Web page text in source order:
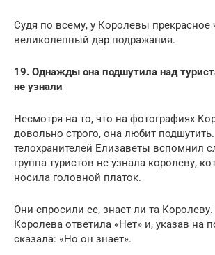
Судя по всему, у Королевы прекрасное
великолепный дар подражания.
19. Однажды она подшутила над
не узнали
Несмотря на то, что на фотографиях
довольно строго, она любит
телохранителей Елизаветы вспомнил
группа туристов не узнала королеву,
носила головной платок.
Они спросили ее, знает ли та
Королева ответила «Нет» и, указав на
сказала: «Но он знает».